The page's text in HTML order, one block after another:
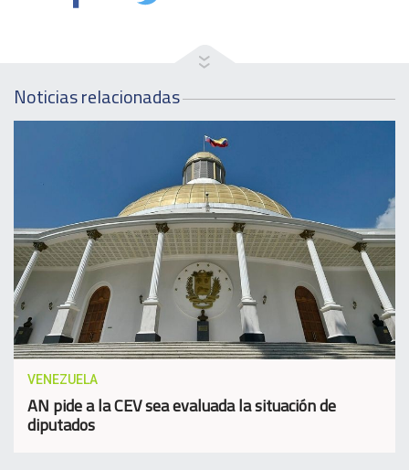
Noticias relacionadas
VENEZUELA
AN pide a la CEV sea evaluada la situación de
diputados